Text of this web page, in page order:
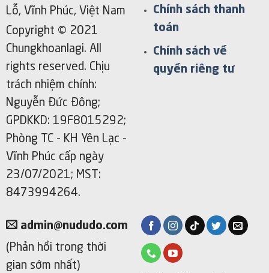
Lỗ, Vĩnh Phúc, Việt Nam
Copyright © 2021
Chungkhoanlagi. All
rights reserved. Chịu
trách nhiệm chính:
Nguyễn Đức Đông;
GPDKKD: 19F8015292;
Phòng TC - KH Yên Lạc -
Vĩnh Phúc cấp ngày
23/07/2021; MST:
8473994264.
Chính sách thanh
toán
Chính sách về
quyền riêng tư
admin@nududo.com
(Phản hồi trong thời
gian sớm nhất)